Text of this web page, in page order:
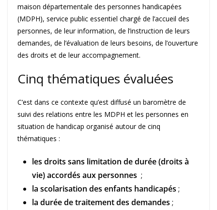
maison départementale des personnes handicapées
(MDPH), service public essentiel chargé de l’accueil des
personnes, de leur information, de l’instruction de leurs
demandes, de l’évaluation de leurs besoins, de l’ouverture
des droits et de leur accompagnement.
Cinq thématiques évaluées
C’est dans ce contexte qu’est diffusé un baromètre de
suivi des relations entre les MDPH et les personnes en
situation de handicap organisé autour de cinq
thématiques :
les droits sans limitation de durée (droits à
vie) accordés aux personnes ;
la scolarisation des enfants handicapés ;
la durée de traitement des demandes ;